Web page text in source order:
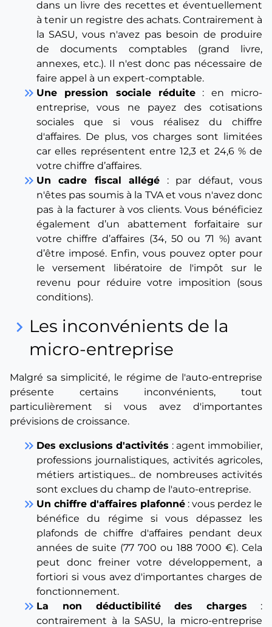
dans un livre des recettes et éventuellement
à tenir un registre des achats. Contrairement à
la SASU, vous n'avez pas besoin de produire
de documents comptables (grand livre,
annexes, etc.). Il n'est donc pas nécessaire de
faire appel à un expert-comptable.
keyboard_double_arrow_right Une pression sociale réduite : en micro-
entreprise, vous ne payez des cotisations
sociales que si vous réalisez du chiffre
d'affaires. De plus, vos charges sont limitées
car elles représentent entre 12,3 et 24,6 % de
votre chiffre d’affaires.
keyboard_double_arrow_right Un cadre fiscal allégé : par défaut, vous
n'êtes pas soumis à la TVA et vous n'avez donc
pas à la facturer à vos clients. Vous bénéficiez
également d’un abattement forfaitaire sur
votre chiffre d’affaires (34, 50 ou 71 %) avant
d’être imposé. Enfin, vous pouvez opter pour
le versement libératoire de l'impôt sur le
revenu pour réduire votre imposition (sous
conditions).
keyboard_arrow_right Les inconvénients de la
micro-entreprise
Malgré sa simplicité, le régime de l'auto-entreprise
présente certains inconvénients, tout
particulièrement si vous avez d'importantes
prévisions de croissance.
keyboard_double_arrow_right Des exclusions d'activités : agent immobilier,
professions journalistiques, activités agricoles,
métiers artistiques... de nombreuses activités
sont exclues du champ de l'auto-entreprise.
keyboard_double_arrow_right Un chiffre d'affaires plafonné : vous perdez le
bénéfice du régime si vous dépassez les
plafonds de chiffre d'affaires pendant deux
années de suite (77 700 ou 188 7000 €). Cela
peut donc freiner votre développement, a
fortiori si vous avez d'importantes charges de
fonctionnement.
keyboard_double_arrow_right La non déductibilité des charges :
contrairement à la SASU, la micro-entreprise